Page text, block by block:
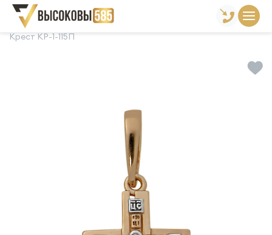
Главная Склад готовой продукции
Крест КР-1-115П